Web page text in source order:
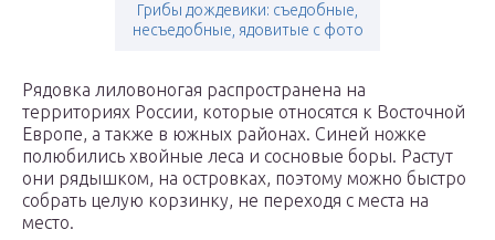
Грибы дождевики: съедобные,
несъедобные, ядовитые с фото
Рядовка лиловоногая распространена на
территориях России, которые относятся к Восточной
Европе, а также в южных районах. Синей ножке
полюбились хвойные леса и сосновые боры. Растут
они рядышком, на островках, поэтому можно быстро
собрать целую корзинку, не переходя с места на
место.